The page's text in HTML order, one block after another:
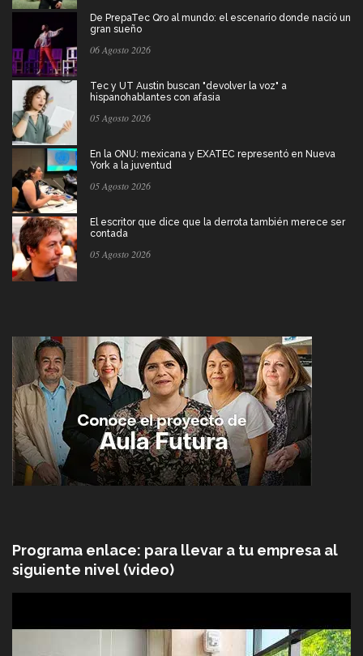
De PrepaTec Qro al mundo: el escenario donde nació un
gran sueño
06 Agosto 2026
Tec y UT Austin buscan "devolver la voz" a
hispanohablantes con afasia
05 Agosto 2026
En la ONU: mexicana y EXATEC representó en Nueva
York a la juventud
05 Agosto 2026
El escritor que dice que la derrota también merece ser
contada
05 Agosto 2026
Programa enlace: para llevar a tu empresa al
siguiente nivel (video)